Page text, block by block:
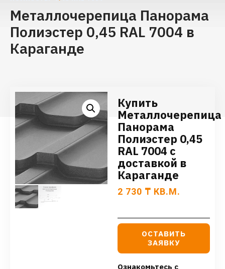
Металлочерепица Панорама
Полиэстер 0,45 RAL 7004 в
Караганде
Купить
Металлочерепица
Панорама
Полиэстер 0,45
RAL 7004 с
доставкой в
Караганде
2 730 ₸ КВ.М.
ОСТАВИТЬ
ЗАЯВКУ
Ознакомьтесь с